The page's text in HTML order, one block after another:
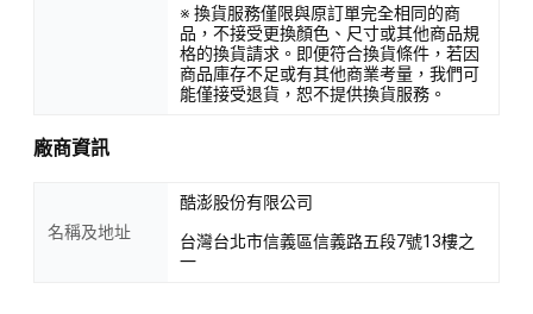
※ 換貨服務僅限與原訂單完全相同的商
品，不接受更換顏色、尺寸或其他商品規
格的換貨請求。即便符合換貨條件，若因
商品庫存不足或有其他商業考量，我們可
能僅接受退貨，恕不提供換貨服務。
廠商資訊
名稱及地址
酷澎股份有限公司
台灣台北市信義區信義路五段7號13樓之
一